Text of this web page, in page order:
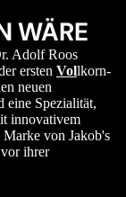
WÄRE
Adolf Roos
ersten Vollkorn-
neuen
eine Spezialität,
innovativem
von Jakob's
ihrer